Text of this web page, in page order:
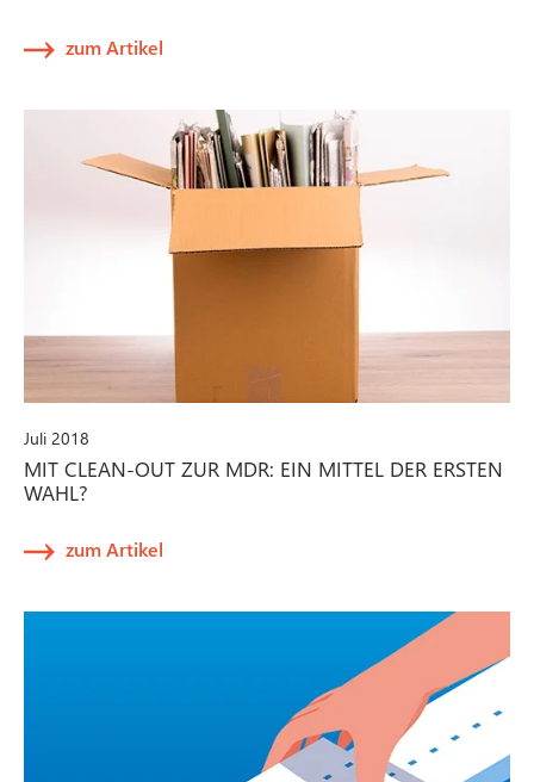
zum Artikel
Juli 2018
MIT CLEAN-OUT ZUR MDR: EIN MITTEL DER ERSTEN
WAHL?
zum Artikel